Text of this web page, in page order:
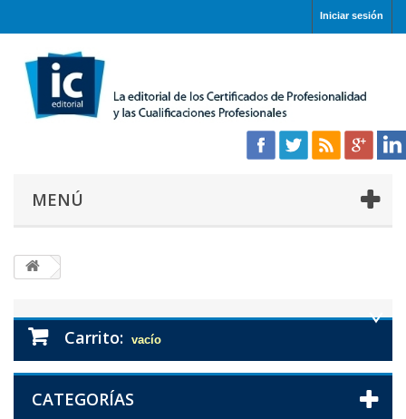
Iniciar sesión
MENÚ
Carrito: vacío
CATEGORÍAS